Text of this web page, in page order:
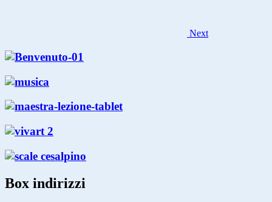
Next
Box indirizzi